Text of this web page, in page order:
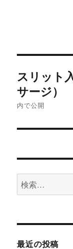
稿
ナ
ビ
ー
シ
スリット
サージ）
内で公開
検
索:
最近の投稿